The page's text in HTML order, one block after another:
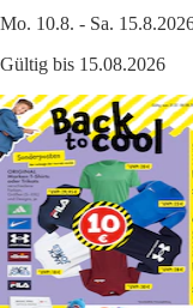
Mo. 10.8. - Sa.
Gültig bis 15.08.2026